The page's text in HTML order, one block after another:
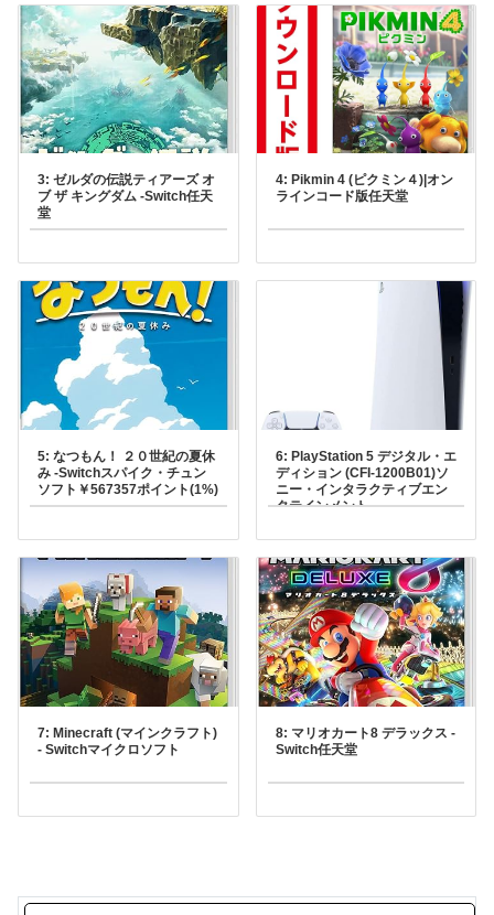
3: ゼルダの伝説ティアーズ オ
ブ ザ キングダム -Switch任天
堂
4: Pikmin 4 (ピクミン４)|オン
ラインコード版任天堂
5: なつもん！ ２０世紀の夏休
み -Switchスパイク・チュン
ソフト￥567357ポイント(1%)
6: PlayStation 5 デジタル・エ
ディション (CFI-1200B01)ソ
ニー・インタラクティブエン
タテインメント
7: Minecraft (マインクラフト)
- Switchマイクロソフト
8: マリオカート8 デラックス -
Switch任天堂